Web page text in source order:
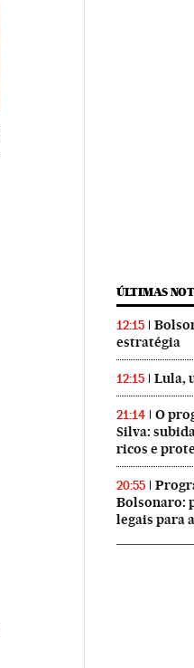
ÚLTIMAS
12:15
estratégia
12:15 Lula,
21:14
O
Silva:
ricos e
20:55
Bolsonaro:
legais para